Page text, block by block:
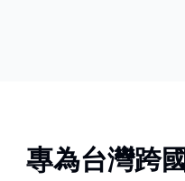
專為台灣跨